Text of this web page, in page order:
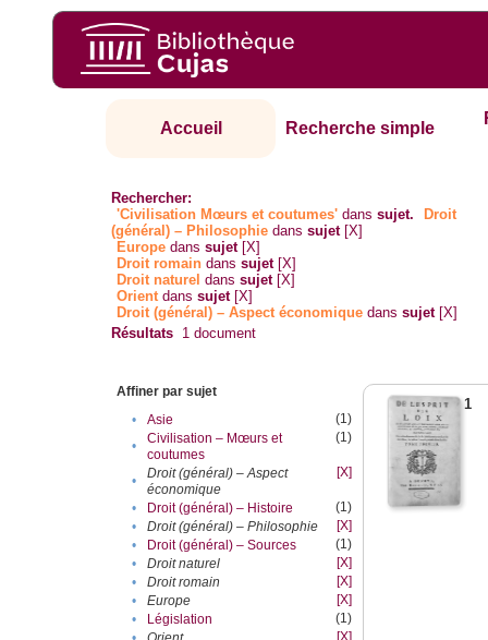
Accueil Recherche simple
Rechercher:
'Civilisation Mœurs et coutumes' danssujet.
Droit
(général) – Philosophie danssujet [X]
Europe danssujet [X]
Droit romain danssujet [X]
Droit naturel danssujet [X]
Orientdanssujet [X]
Droit (général) – Aspect économique danssujet [X]
Résultats 1 document
Affiner par sujet
•
Asie
(1)
•
Civilisation – Mœurs et
coutumes
(1)
•
Droit (général) – Aspect
économique
[X]
• Droit (général) – Histoire
(1)
•
Droit (général) – Philosophie
[X]
•
Droit (général) – Sources
(1)
•
Droit naturel
[X]
•
Droit romain
[X]
•
Europe
[X]
•
Législation
(1)
1